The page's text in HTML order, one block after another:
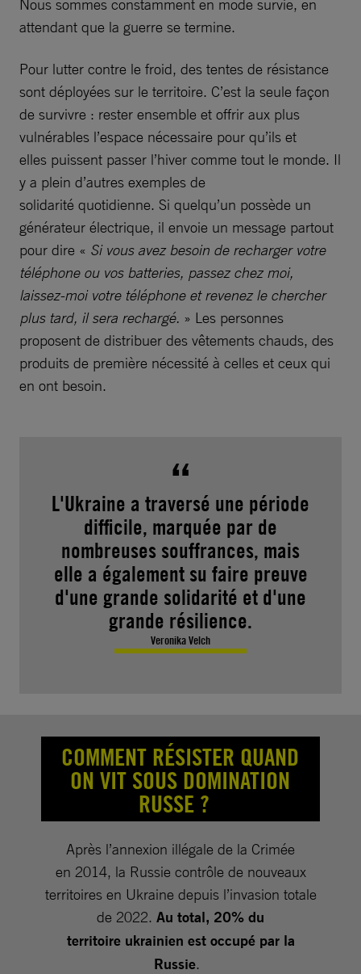
Nous sommes constamment en mode survie, en
attendant que la guerre se termine.
Pour lutter contre le froid, des tentes de résistance
sont déployées sur le territoire. C’est la seule façon
de survivre : rester ensemble et offrir aux plus
vulnérables l’espace nécessaire pour qu’ils et
elles puissent passer l’hiver comme tout le monde. Il
y a plein d’autres exemples de
solidarité quotidienne. Si quelqu’un possède un
générateur électrique, il envoie un message partout
pour dire « Si vous avez besoin de recharger votre
téléphone ou vos batteries, passez chez moi,
laissez-moi votre téléphone et revenez le chercher
plus tard, il sera rechargé. » Les personnes
proposent de distribuer des vêtements chauds, des
produits de première nécessité à celles et ceux qui
en ont besoin.
L'Ukraine a traversé une période
difficile, marquée par de
nombreuses souffrances, mais
elle a également su faire preuve
d'une grande solidarité et d'une
grande résilience.
Veronika Velch
COMMENT RÉSISTER QUAND
ON VIT SOUS DOMINATION
RUSSE ?
Après l’annexion illégale de la Crimée
en 2014, la Russie contrôle de nouveaux
territoires en Ukraine depuis l’invasion totale
de 2022. Au total, 20% du
territoire ukrainien est occupé par la
Russie.